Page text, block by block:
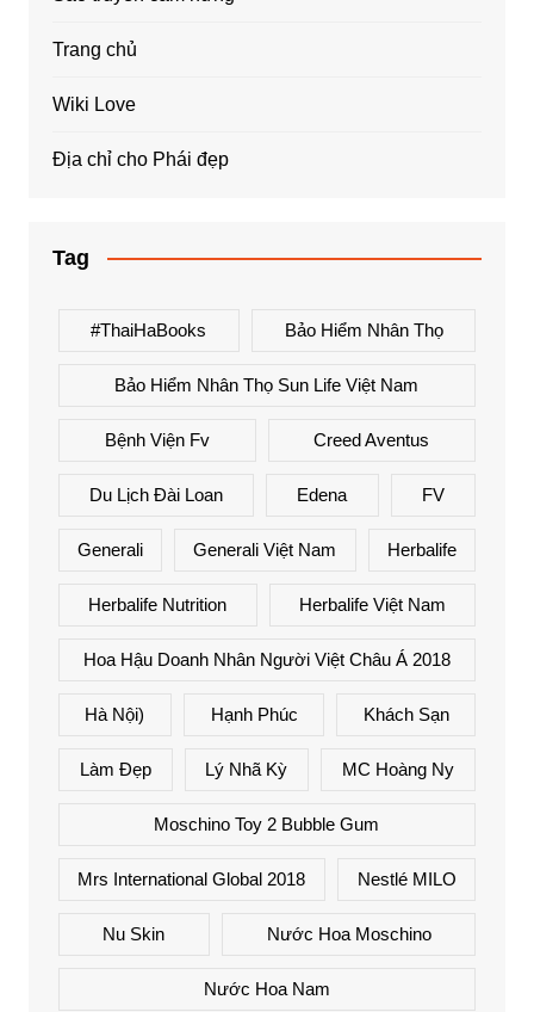
Trang chủ
Wiki Love
Địa chỉ cho Phái đẹp
Tag
#ThaiHaBooks Bảo Hiểm Nhân Thọ
Bảo Hiểm Nhân Thọ Sun Life Việt Nam
Bệnh Viện Fv Creed Aventus
Du Lịch Đài Loan Edena FV
Generali Generali Việt Nam Herbalife
Herbalife Nutrition Herbalife Việt Nam
Hoa Hậu Doanh Nhân Người Việt Châu Á 2018
Hà Nội) Hạnh Phúc Khách Sạn
Làm Đẹp Lý Nhã Kỳ MC Hoàng Ny
Moschino Toy 2 Bubble Gum
Mrs International Global 2018 Nestlé MILO
Nu Skin Nước Hoa Moschino
Nước Hoa Nam